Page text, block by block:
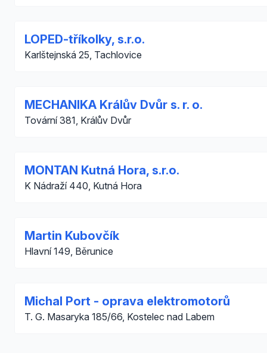
LOPED-tříkolky, s.r.o.
Karlštejnská 25, Tachlovice
MECHANIKA Králův Dvůr s. r. o.
Tovární 381, Králův Dvůr
MONTAN Kutná Hora, s.r.o.
K Nádraží 440, Kutná Hora
Martin Kubovčík
Hlavní 149, Běrunice
Michal Port - oprava elektromotorů
T. G. Masaryka 185/66, Kostelec nad Labem